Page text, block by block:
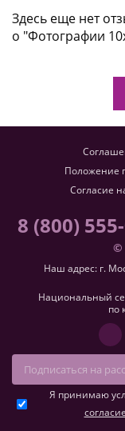
Здесь еще нет
о "Фотографии
Положение
Согласие
8 (800)
©
Наш адрес: г.
Национальный
по
Я принимаю